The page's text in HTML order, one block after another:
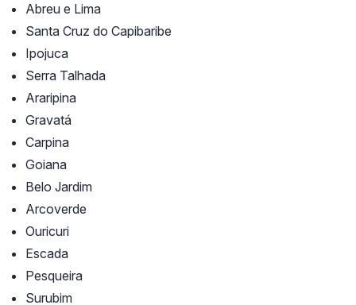
Abreu e Lima
Santa Cruz do Capibaribe
Ipojuca
Serra Talhada
Araripina
Gravatá
Carpina
Goiana
Belo Jardim
Arcoverde
Ouricuri
Escada
Pesqueira
Surubim